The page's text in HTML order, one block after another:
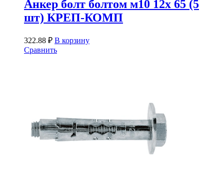
Анкер болт болтом м10 12х 65 (5
шт) КРЕП-КОМП
322.88 ₽ В корзину
Сравнить